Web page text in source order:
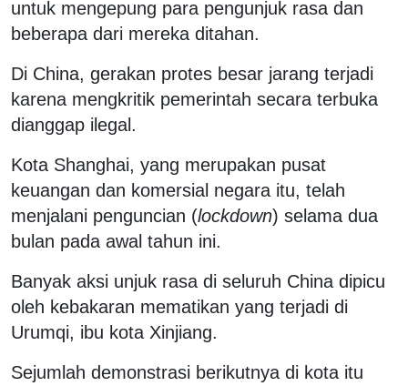
untuk mengepung para pengunjuk rasa dan
beberapa dari mereka ditahan.
Di China, gerakan protes besar jarang terjadi
karena mengkritik pemerintah secara terbuka
dianggap ilegal.
Kota Shanghai, yang merupakan pusat
keuangan dan komersial negara itu, telah
menjalani penguncian (lockdown) selama dua
bulan pada awal tahun ini.
Banyak aksi unjuk rasa di seluruh China dipicu
oleh kebakaran mematikan yang terjadi di
Urumqi, ibu kota Xinjiang.
Sejumlah demonstrasi berikutnya di kota itu